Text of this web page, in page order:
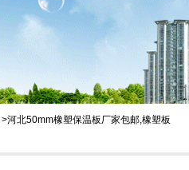
>河北50mm橡塑保温板厂家包邮,橡塑板